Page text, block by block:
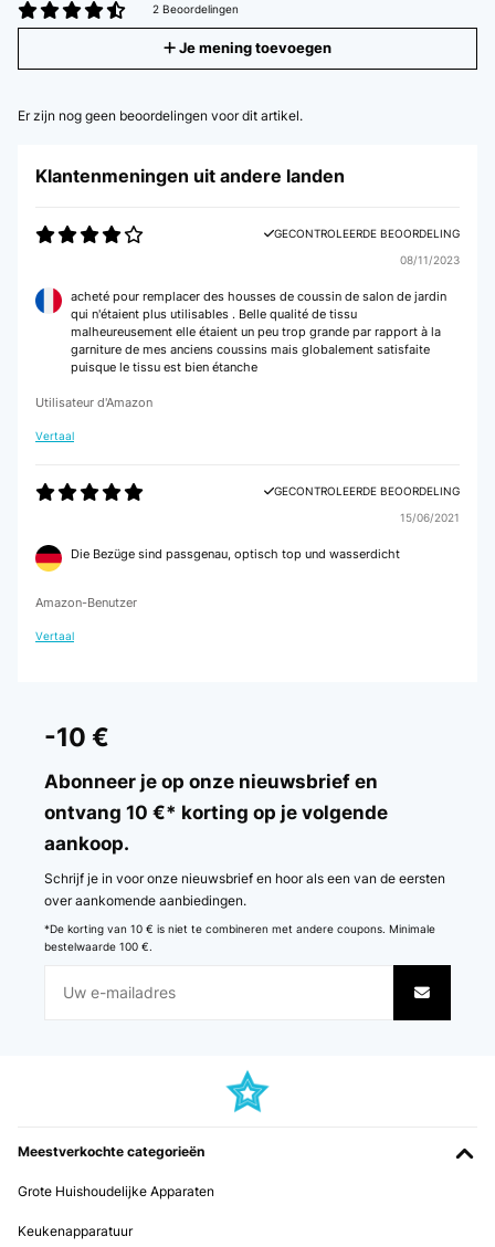
2 Beoordelingen
Je mening toevoegen
Er zijn nog geen beoordelingen voor dit artikel.
Klantenmeningen uit andere landen
GECONTROLEERDE BEOORDELING
08/11/2023
acheté pour remplacer des housses de coussin de salon de jardin
qui n'étaient plus utilisables . Belle qualité de tissu
malheureusement elle étaient un peu trop grande par rapport à la
garniture de mes anciens coussins mais globalement satisfaite
puisque le tissu est bien étanche
Utilisateur d'Amazon
Vertaal
GECONTROLEERDE BEOORDELING
15/06/2021
Die Bezüge sind passgenau, optisch top und wasserdicht
Amazon-Benutzer
Vertaal
-10 €
Abonneer je op onze nieuwsbrief en
ontvang 10 €* korting op je volgende
aankoop.
Schrijf je in voor onze nieuwsbrief en hoor als een van de eersten
over aankomende aanbiedingen.
*De korting van 10 € is niet te combineren met andere coupons. Minimale
bestelwaarde 100 €.
Meestverkochte categorieën
Grote Huishoudelijke Apparaten
Keukenapparatuur